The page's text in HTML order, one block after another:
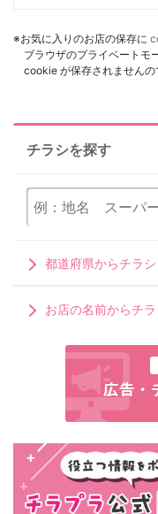
※お気に入りのお店の保存に
ブラウザのプライベートモ
cookie が保存されませんの
チラシを探す
都道府県からチラ
お店の名前からチ